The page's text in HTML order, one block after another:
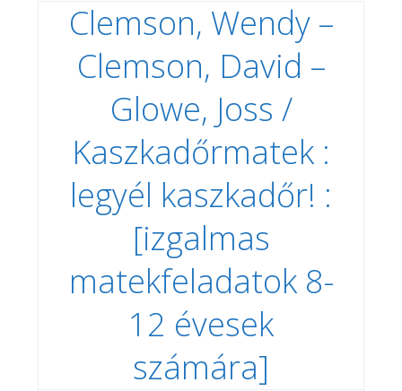
Clemson, Wendy –
Clemson, David –
Glowe, Joss /
Kaszkadőrmatek :
legyél kaszkadőr! :
[izgalmas
matekfeladatok 8-
12 évesek
számára]